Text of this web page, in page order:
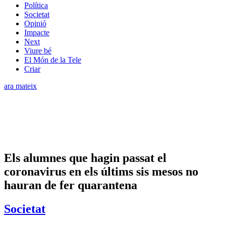
Política
Societat
Opinió
Impacte
Next
Viure bé
El Món de la Tele
Criar
ara mateix
Els alumnes que hagin passat el
coronavirus en els últims sis mesos no
hauran de fer quarantena
Societat